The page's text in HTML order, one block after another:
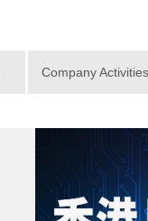
Company Activities